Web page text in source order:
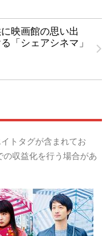
映画館の思い出
「シェアシネマ」
トタグが含まれてお
収益化を行う場合があ